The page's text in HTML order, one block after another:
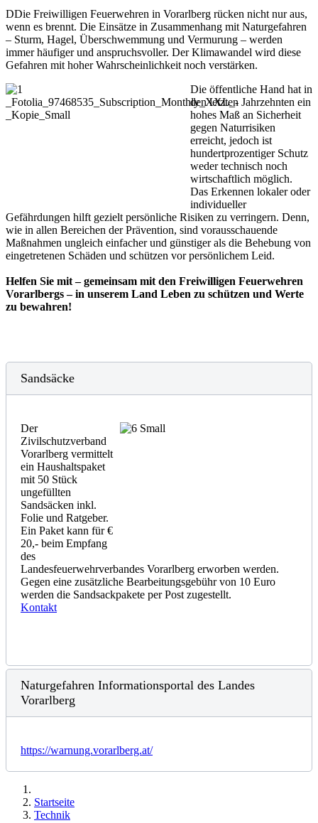
DDie Freiwilligen Feuerwehren in Vorarlberg rücken nicht nur aus,
wenn es brennt. Die Einsätze in Zusammenhang mit Naturgefahren
– Sturm, Hagel, Überschwemmung und Vermurung – werden
immer häufiger und anspruchsvoller. Der Klimawandel wird diese
Gefahren mit hoher Wahrscheinlichkeit noch verstärken.
Die öffentliche Hand hat in
den letzten Jahrzehnten ein
hohes Maß an Sicherheit
gegen Naturrisiken
erreicht, jedoch ist
hundertprozentiger Schutz
weder technisch noch
wirtschaftlich möglich.
Das Erkennen lokaler oder
individueller
Gefährdungen hilft gezielt persönliche Risiken zu verringern. Denn,
wie in allen Bereichen der Prävention, sind vorausschauende
Maßnahmen ungleich einfacher und günstiger als die Behebung von
eingetretenen Schäden und schützen vor persönlichem Leid.
Helfen Sie mit – gemeinsam mit den Freiwilligen Feuerwehren
Vorarlbergs – in unserem Land Leben zu schützen und Werte
zu bewahren!
Sandsäcke
Der
Zivilschutzverband
Vorarlberg vermittelt
ein Haushaltspaket
mit 50 Stück
ungefüllten
Sandsäcken inkl.
Folie und Ratgeber.
Ein Paket kann für €
20,- beim Empfang
des
Landesfeuerwehrverbandes Vorarlberg erworben werden.
Gegen eine zusätzliche Bearbeitungsgebühr von 10 Euro
werden die Sandsackpakete per Post zugestellt.
Kontakt
Naturgefahren Informationsportal des Landes
Vorarlberg
https://warnung.vorarlberg.at/
Startseite
Technik